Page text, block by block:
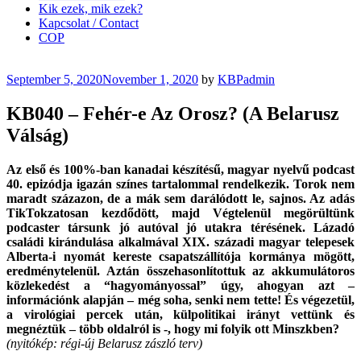
Kik ezek, mik ezek?
Kapcsolat / Contact
COP
Posted
September 5, 2020November 1, 2020 by KBPadmin
KB040 – Fehér-e Az Orosz? (A Belarusz
Válság)
Az első és 100%-ban kanadai készítésű, magyar nyelvű podcast
40. epizódja igazán színes tartalommal rendelkezik. Torok nem
maradt százazon, de a mák sem darálódott le, sajnos. Az adás
TikTokzatosan kezdődött, majd Végtelenül megörültünk
podcaster társunk jó autóval jó utakra térésének. Lázadó
családi kirándulása alkalmával XIX. századi magyar telepesek
Alberta-i nyomát kereste csapatszállítója kormánya mögött,
eredménytelenül. Aztán összehasonlítottuk az akkumulátoros
közlekedést a “hagyományossal” úgy, ahogyan azt –
információnk alapján – még soha, senki nem tette! És végezetül,
a virológiai percek után, külpolitikai irányt vettünk és
megnéztük – több oldalról is -, hogy mi folyik ott Minszkben?
(nyitókép: régi-új Belarusz zászló terv)